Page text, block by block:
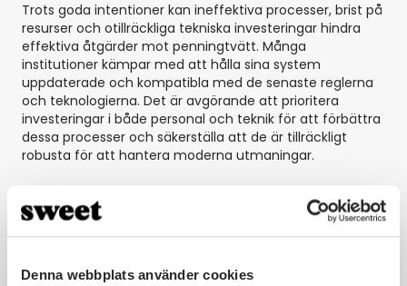
Denna webbplats använder cookies
Trots goda intentioner kan ineffektiva processer, brist på
resurser och otillräckliga tekniska investeringar hindra
effektiva åtgärder mot penningtvätt. Många
institutioner kämpar med att hålla sina system
uppdaterade och kompatibla med de senaste reglerna
och teknologierna. Det är avgörande att prioritera
investeringar i både personal och teknik för att förbättra
dessa processer och säkerställa att de är tillräckligt
robusta för att hantera moderna utmaningar.
Tid i sig är en risk
Effektiva processer och tekniska hjälpmedel möjliggör en